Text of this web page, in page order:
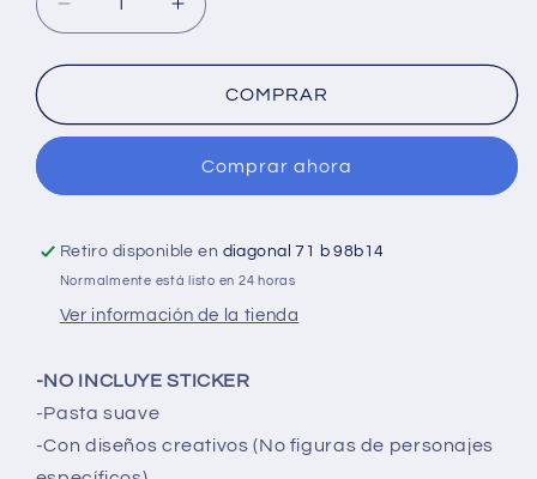
Reducir
cantidad
para
cosido
100
cuadriculado
23CM
X
18
Aumentar
cantidad
para
Cuaderno
cosido
de
100
cuadriculado
23CM
X
18
COMPRAR
Comprar ahora
Retiro disponible en diagonal 71 b 98b14
Normalmente está listo en 24 horas
Ver información de la tienda
-NO INCLUYE STICKER
-Pastasuave
-Con diseños creativos (No figuras de personajes